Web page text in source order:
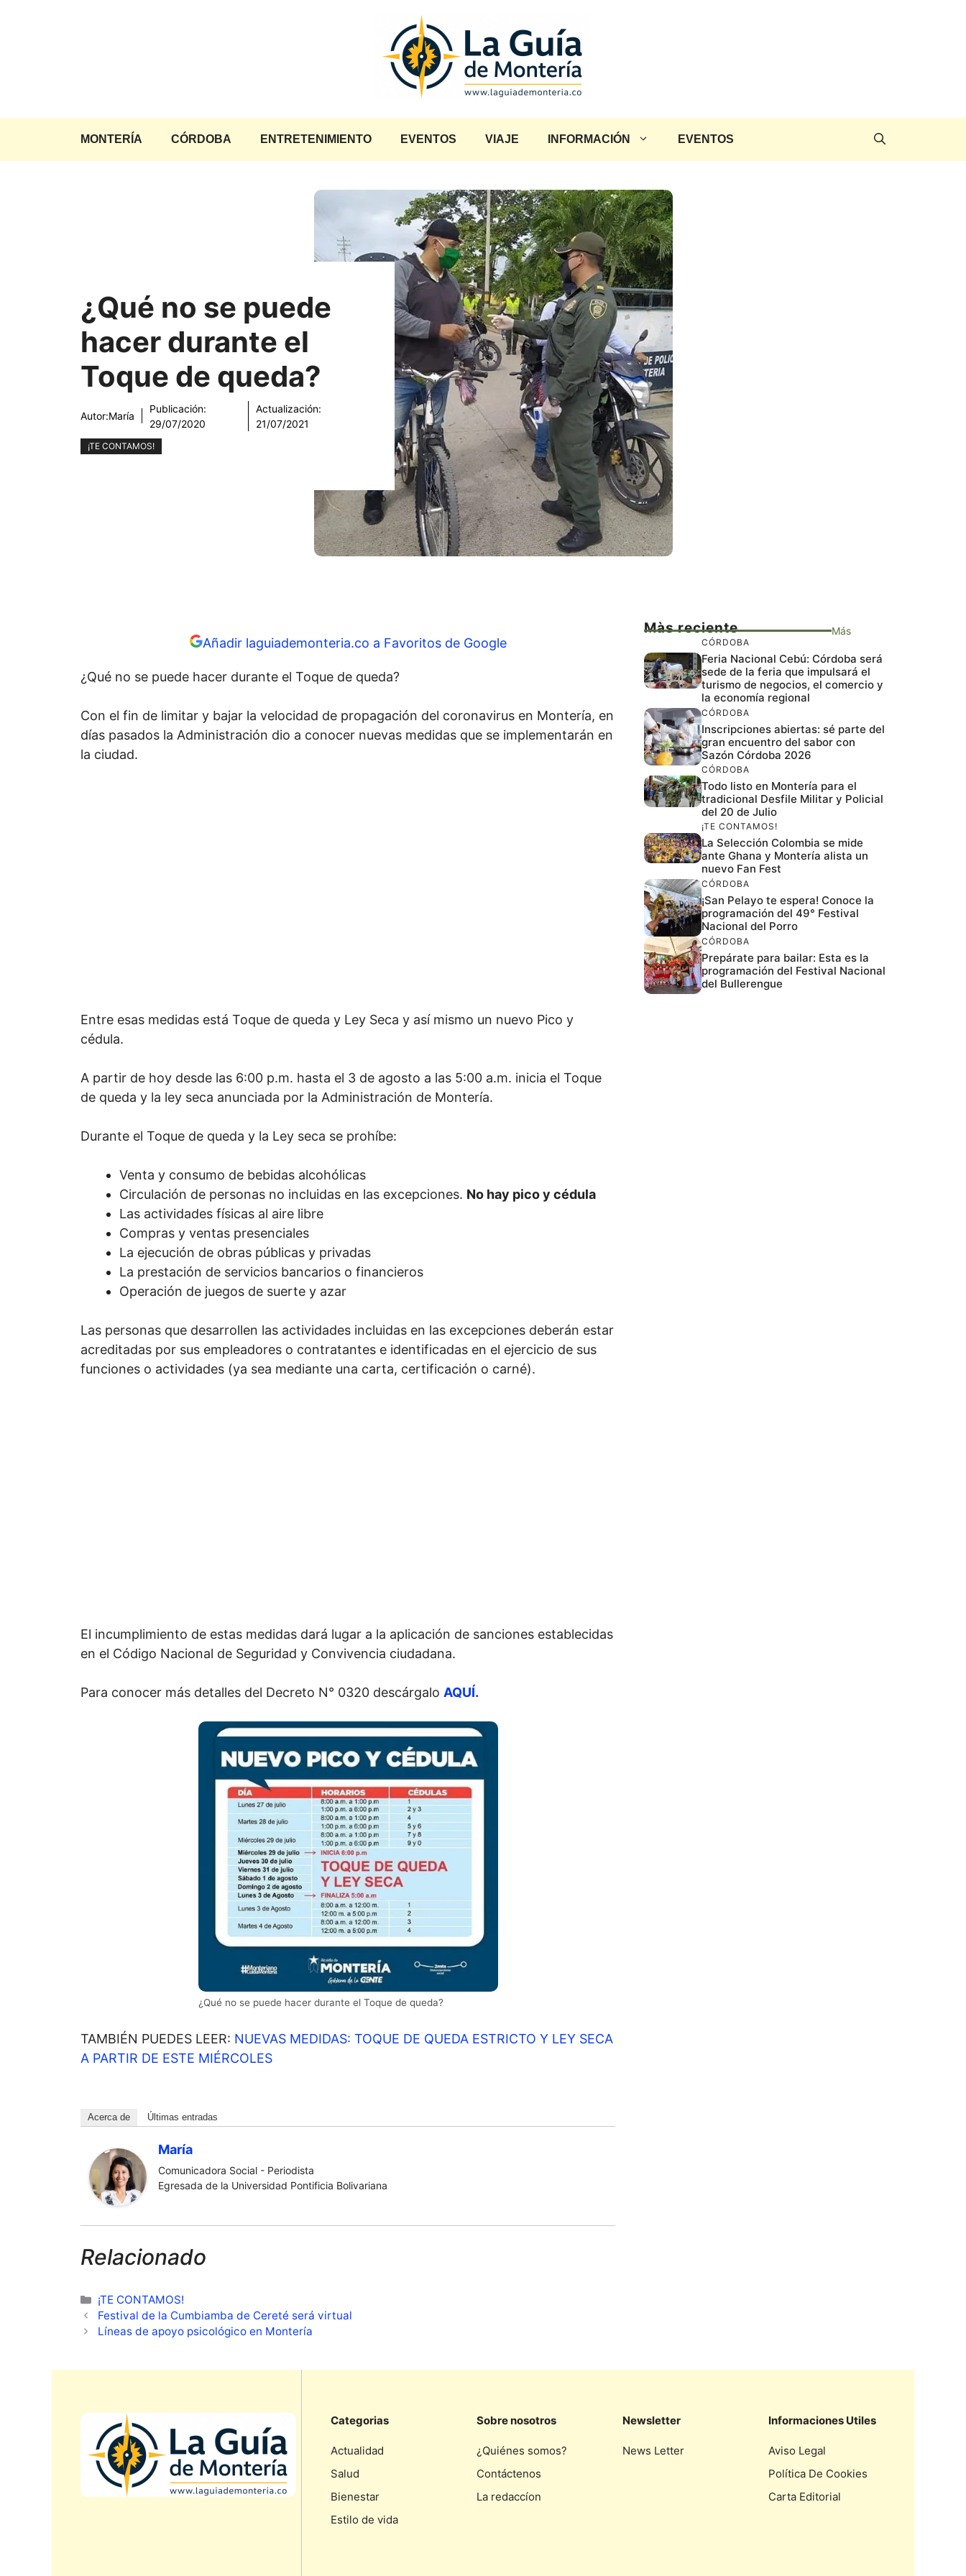
MONTERÍA CÓRDOBA ENTRETENIMIENTO EVENTOS VIAJE INFORMACIÓN EVENTOS
¿Qué no se puede
hacer durante el
Toque de queda?
Autor:María
Publicación:
29/07/2020
Actualización:
21/07/2021
¡TE CONTAMOS!
Añadir laguiademonteria.co a Favoritos de Google
¿Qué no se puede hacer durante el Toque de queda?
Con el fin de limitar y bajar la velocidad de propagación del coronavirus en Montería, en
días pasados la Administración dio a conocer nuevas medidas que se implementarán en
la ciudad.
Entre esas medidas está Toque de queda y Ley Seca y así mismo un nuevo Pico y
cédula.
A partir de hoy desde las 6:00 p.m. hasta el 3 de agosto a las 5:00 a.m. inicia el Toque
de queda y la ley seca anunciada por la Administración de Montería.
Durante el Toque de queda y la Ley seca se prohíbe:
Venta y consumo de bebidas alcohólicas
Circulación de personas no incluidas en las excepciones. No hay pico y cédula
Las actividades físicas al aire libre
Compras y ventas presenciales
La ejecución de obras públicas y privadas
La prestación de servicios bancarios o financieros
Operación de juegos de suerte y azar
Las personas que desarrollen las actividades incluidas en las excepciones deberán estar
acreditadas por sus empleadores o contratantes e identificadas en el ejercicio de sus
funciones o actividades (ya sea mediante una carta, certificación o carné).
El incumplimiento de estas medidas dará lugar a la aplicación de sanciones establecidas
en el Código Nacional de Seguridad y Convivencia ciudadana.
Para conocer más detalles del Decreto N° 0320 descárgalo AQUÍ.
¿Qué no se puede hacer durante el Toque de queda?
TAMBIÉN PUEDES LEER: NUEVAS MEDIDAS: TOQUE DE QUEDA ESTRICTO Y LEY SECA
A PARTIR DE ESTE MIÉRCOLES
Acerca de Últimas entradas
María
Comunicadora Social - Periodista
Egresada de la Universidad Pontificia Bolivariana
Relacionado
Categorías
¡TE CONTAMOS!
Festival de la Cumbiamba de Cereté será virtual
Líneas de apoyo psicológico en Montería
Màs reciente Más
CÓRDOBA
Feria Nacional Cebú: Córdoba será
sede de la feria que impulsará el
turismo de negocios, el comercio y
la economía regional
CÓRDOBA
Inscripciones abiertas: sé parte del
gran encuentro del sabor con
Sazón Córdoba 2026
CÓRDOBA
Todo listo en Montería para el
tradicional Desfile Militar y Policial
del 20 de Julio
¡TE CONTAMOS!
La Selección Colombia se mide
ante Ghana y Montería alista un
nuevo Fan Fest
CÓRDOBA
¡San Pelayo te espera! Conoce la
programación del 49° Festival
Nacional del Porro
CÓRDOBA
Prepárate para bailar: Esta es la
programación del Festival Nacional
del Bullerengue
Categorias
Actualidad
Salud
Bienestar
Estilo de vida
Sobre nosotros
¿Quiénes somos?
Contáctenos
La redaccíon
Newsletter
News Letter
Informaciones Utiles
Aviso Legal
Política De Cookies
Carta Editorial